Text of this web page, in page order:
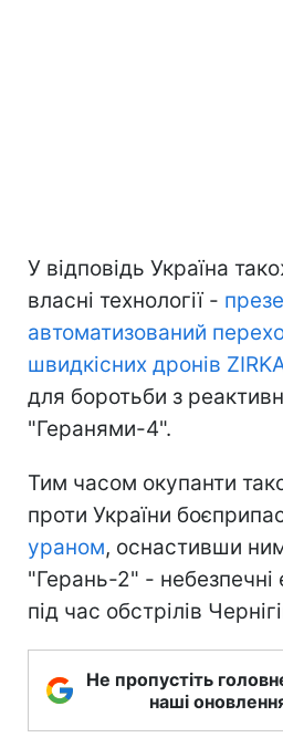
У відповідь Україна
власні технології -
автоматизований
швидкісних дронів
для боротьби з
"Геранями-4".
Тим часом окупанти
проти України
ураном, оснастивши
"Герань-2" -
під час обстрілів
Не пропустіть
наші